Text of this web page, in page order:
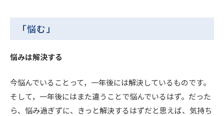
「悩む」
悩みは解決する
今悩んでいることって，一年後には解決しているものです。
そして，一年後にはまた違うことで悩んでいるはず。だった
ら、悩み過ぎずに、きっと解決するはずだと思えば、気持ち